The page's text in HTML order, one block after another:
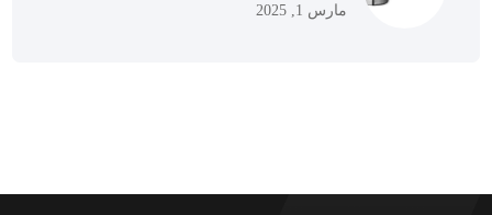
مارس 1, 2025